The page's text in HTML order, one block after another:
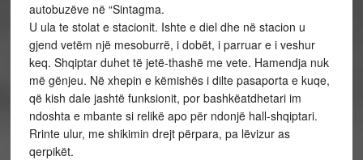
autobuzëve në “Sintagma.
U ula te stolat e stacionit. Ishte e diel dhe në stacion u
gjend vetëm një mesoburrë, i dobët, i parruar e i veshur
keq. Shqiptar duhet të jetë-thashë me vete. Hamendja nuk
më gënjeu. Në xhepin e këmishës i dilte pasaporta e kuqe,
që kish dale jashtë funksionit, por bashkëatdhetari im
ndoshta e mbante si relikë apo për ndonjë hall-shqiptari.
Rrinte ulur, me shikimin drejt përpara, pa lëvizur as
qerpikët.